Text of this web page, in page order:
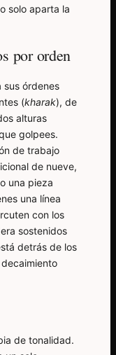
solo aparta la
por orden
sus órdenes
(kharak), de
alturas
golpees.
de trabajo
de nueve,
una pieza
una línea
con los
sostenidos
detrás de los
de tonalidad.